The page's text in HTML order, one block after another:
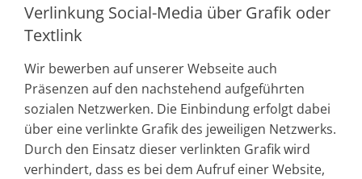
Verlinkung Social-Media über Grafik oder
Textlink
Wir bewerben auf unserer Webseite auch
Präsenzen auf den nachstehend aufgeführten
sozialen Netzwerken. Die Einbindung erfolgt dabei
über eine verlinkte Grafik des jeweiligen Netzwerks.
Durch den Einsatz dieser verlinkten Grafik wird
verhindert, dass es bei dem Aufruf einer Website,